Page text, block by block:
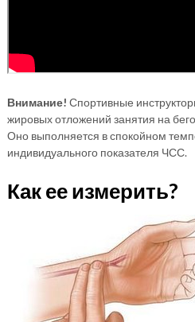
Внимание! Спортивные
жировых отложений занятия на
Оно выполняется в спокойном
индивидуального показателя ЧСС.
Как ее измерить?